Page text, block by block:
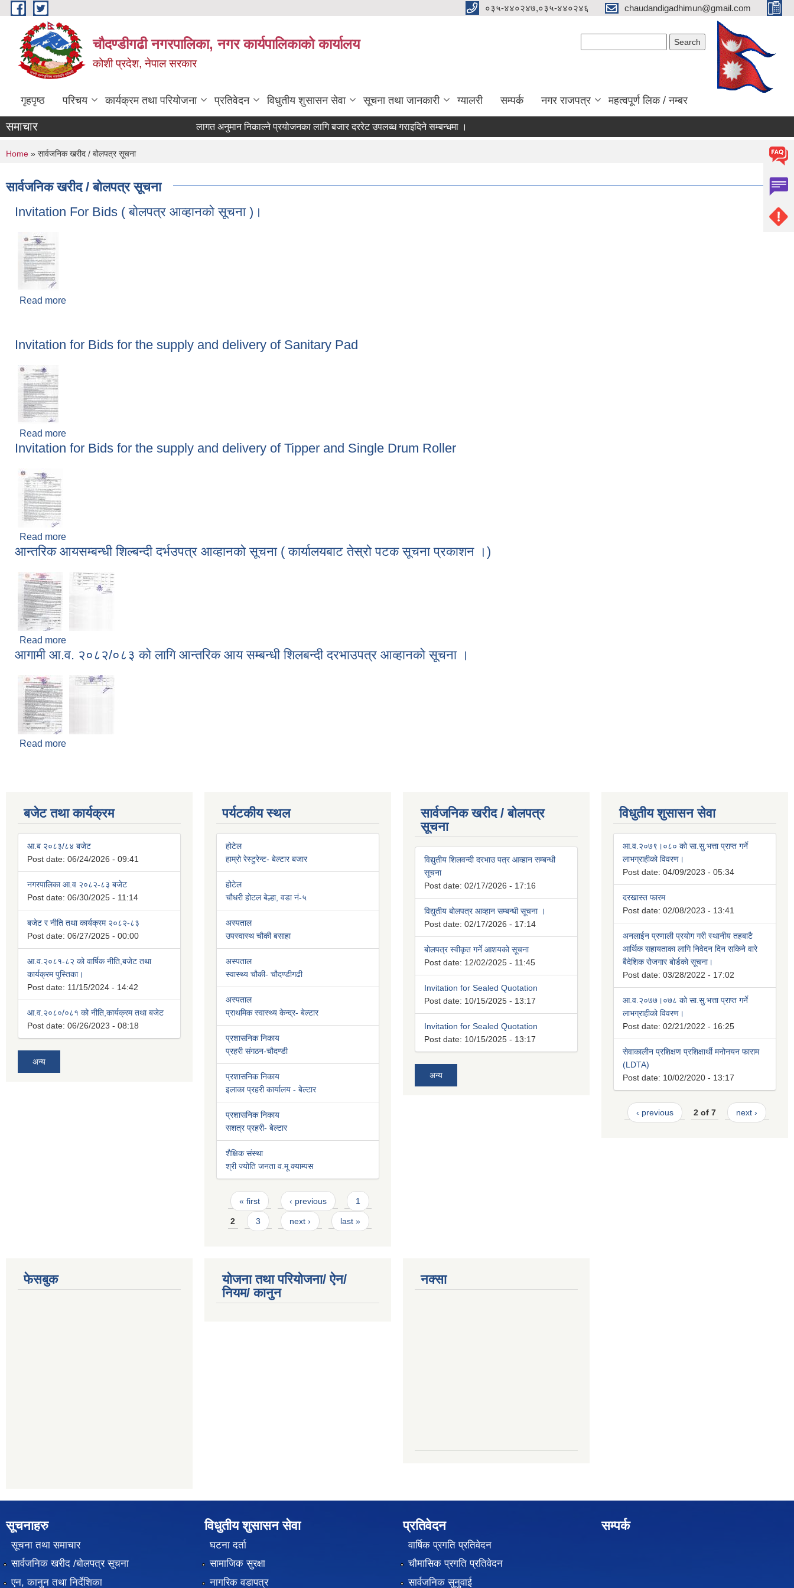
Skip to main content ०३५-४४०२४७,०३५-४४०२४६ chaudandigadhimun@gmail.com
चौदण्डीगढी नगरपालिका, नगर कार्यपालिकाको कार्यालय
कोशी प्रदेश, नेपाल सरकार
गृहपृष्ठ परिचय कार्यक्रम तथा परियोजना प्रतिवेदन विधुतीय शुसासन सेवा सूचना तथा जानकारी ग्यालरी सम्पर्क नगर राजपत्र महत्वपूर्ण लिक / नम्बर
समाचार लागत अनुमान निकाल्ने प्रयोजनका लागि बजार दररेट उपलब्ध गराइदिने सम्बन्धमा ।
खोपकर्ता (भ्याक्सिनेटर) आवश्यकता सम्वन्धी सूचना।
You are here
Home » सार्वजनिक खरीद / बोलपत्र सूचना
सार्वजनिक खरीद / बोलपत्र सूचना
Invitation For Bids ( बोलपत्र आव्हानको सूचना )।
Read more
Invitation for Bids for the supply and delivery of Sanitary Pad
Read more
Invitation for Bids for the supply and delivery of Tipper and Single Drum Roller
Read more
आन्तरिक आयसम्बन्धी शिल्बन्दी दर्भउपत्र आव्हानको सूचना ( कार्यालयबाट तेस्रो पटक सूचना प्रकाशन ।)
Read more
आगामी आ.व. २०८२/०८३ को लागि आन्‍तरिक आय सम्बन्धी शिलबन्दी दरभाउपत्र आव्हानको सूचना ।
Read more
बजेट तथा कार्यक्रम
आ.ब २०८३/८४ बजेट
Post date: 06/24/2026 - 09:41
नगरपालिका आ.व २०८२-८३ बजेट
Post date: 06/30/2025 - 11:14
बजेट र नीति तथा कार्यक्रम २०८२-८३
Post date: 06/27/2025 - 00:00
आ.व.२०८१-८२ को वार्षिक नीति,बजेट तथा
कार्यक्रम पुस्तिका।
Post date: 11/15/2024 - 14:42
आ.व.२०८०/०८१ को नीति,कार्यक्रम तथा बजेट
Post date: 06/26/2023 - 08:18
अन्य
पर्यटकीय स्थल
होटेल
हाम्रो रेस्टुरेन्ट- बेल्टार बजार
होटेल
चौधरी होटल बेल्हा, वडा नं-५
अस्पताल
उपस्वास्थ चौकी बसाहा
अस्पताल
स्वास्थ्य चौकी- चौदण्डीगढी
अस्पताल
प्राथमिक स्वास्थ्य केन्द्र- बेल्टार
प्रशासनिक निकाय
प्रहरी संगठन-चौदण्डी
प्रशासनिक निकाय
इलाका प्रहरी कार्यालय - बेल्टार
प्रशासनिक निकाय
सशत्र प्रहरी- बेल्टार
शैक्षिक संस्था
श्री ज्योति जनता व.मू क्याम्पस
Pages
« first ‹ previous 1
2 3 next › last »
सार्वजनिक खरीद / बोलपत्र
सूचना
विद्युतीय शिलवन्दी दरभाउ पत्र आव्हान सम्बन्धी
सूचना
Post date: 02/17/2026 - 17:16
विद्युतीय बोलपत्र आव्हान सम्बन्धी सूचना ।
Post date: 02/17/2026 - 17:14
बोलपत्र स्वीकृत गर्ने आशयको सूचना
Post date: 12/02/2025 - 11:45
Invitation for Sealed Quotation
Post date: 10/15/2025 - 13:17
Invitation for Sealed Quotation
Post date: 10/15/2025 - 13:17
अन्य
विधुतीय शुसासन सेवा
आ.व.२०७९।०८० को सा.सु.भत्ता प्राप्त गर्ने
लाभग्राहीको विवरण।
Post date: 04/09/2023 - 05:34
दरखास्त फारम
Post date: 02/08/2023 - 13:41
अनलाईन प्रणाली प्रयोग गरी स्थानीय तहबाटै
आर्थिक सहायताका लागि निवेदन दिन सकिने वारे
बैदेशिक रोजगार बोर्डको सूचना।
Post date: 03/28/2022 - 17:02
आ.व.२०७७।०७८ को सा.सु.भत्ता प्राप्त गर्ने
लाभग्राहीको विवरण।
Post date: 02/21/2022 - 16:25
सेवाकालीन प्रशिक्षण प्रशिक्षार्थी मनोनयन फाराम
(LDTA)
Post date: 10/02/2020 - 13:17
‹ previous 2 of 7 next ›
फेसबुक
योजना तथा परियोजना/ ऐन/
नियम/ कानुन
नक्सा
सूचनाहरु
सूचना तथा समाचार
सार्वजनिक खरीद /बोलपत्र सूचना
एन, कानुन तथा निर्देशिका
विधुतीय शुसासन सेवा
घटना दर्ता
सामाजिक सुरक्षा
नागरिक वडापत्र
प्रतिवेदन
वार्षिक प्रगति प्रतिवेदन
चौमासिक प्रगति प्रतिवेदन
सार्वजनिक सुनुवाई
सम्पर्क